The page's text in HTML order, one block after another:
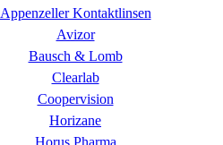
Appenzeller Kontaktlinsen
Avizor
Bausch & Lomb
Clearlab
Coopervision
Horizane
Horus Pharma